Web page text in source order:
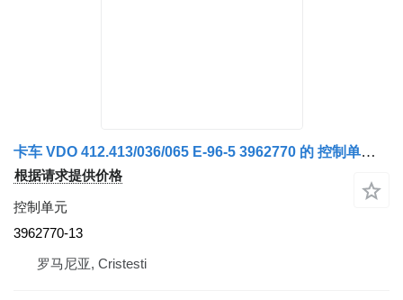
卡车 VDO 412.413/036/065 E-96-5 3962770 的 控制单元 Unitate de Control Limitator de Viteză Volvo 3962770-13
根据请求提供价格
控制单元
3962770-13
罗马尼亚, Cristesti